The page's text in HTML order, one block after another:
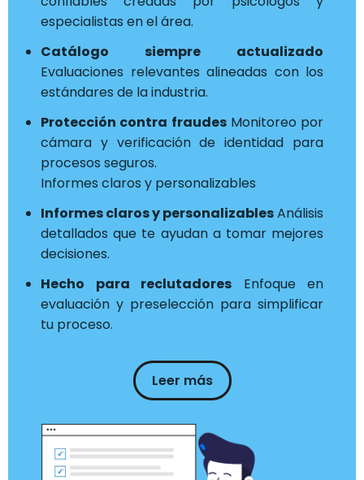
especialistas en el área.
Catálogo siempre actualizado
Evaluaciones relevantes alineadas con los
estándares de la industria.
Protección contra fraudesMonitoreo por
cámara y verificación de identidad para
procesos seguros.
Informes claros y personalizables
Informes claros y personalizablesAnálisis
detallados que te ayudan a tomar mejores
decisiones.
Hecho para reclutadores Enfoque en
evaluación y preselección para simplificar
tu proceso.
Leer más